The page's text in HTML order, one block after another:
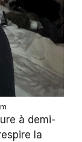
à demi-
la